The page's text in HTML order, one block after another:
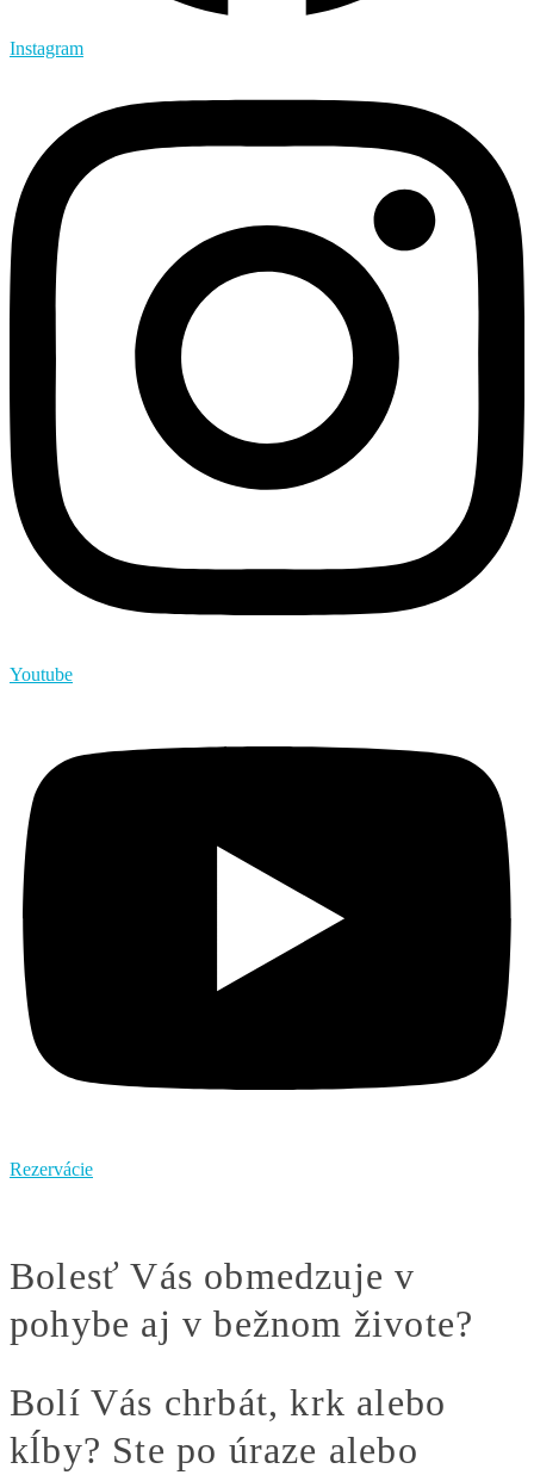
Instagram
Youtube
Rezervácie
Bolesť Vás obmedzuje v
pohybe aj v bežnom živote?
Bolí Vás chrbát, krk alebo
kĺby? Ste po úraze alebo